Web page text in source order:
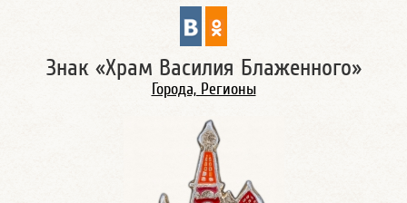
Знак «Храм Василия Блаженного»
Города, Регионы